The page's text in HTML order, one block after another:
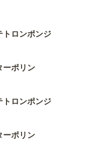
トロンポンジ
ーポリン
トロンポンジ
ーポリン